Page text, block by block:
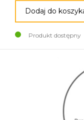
Dodaj do
Produkt dostępny